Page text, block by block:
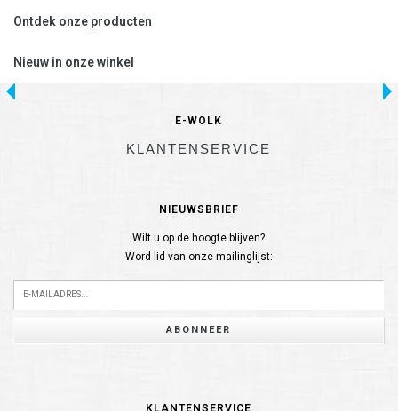
Ontdek onze producten
Nieuw in onze winkel
E-WOLK
KLANTENSERVICE
NIEUWSBRIEF
Wilt u op de hoogte blijven?
Word lid van onze mailinglijst:
ABONNEER
KLANTENSERVICE